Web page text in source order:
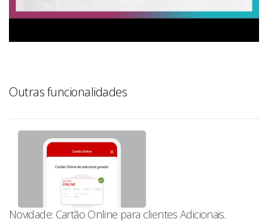
Outras funcionalidades
Novidade: Cartão Online para clientes Adicionais.